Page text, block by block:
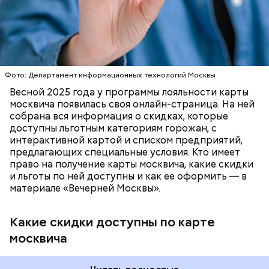
Фото: Департамент информационных технологий Москвы
Весной 2025 года у программы лояльности карты
москвича появилась своя онлайн-страница. На ней
собрана вся информация о скидках, которые
доступны льготным категориям горожан, с
интерактивной картой и списком предприятий,
предлагающих специальные условия. Кто имеет
право на получение карты москвича, какие скидки
и льготы по ней доступны и как ее оформить — в
материале «Вечерней Москвы».
Какие скидки доступны по карте
москвича
категориях:
ПОРТАЛ MOS.RU МОСКВА ЛЬГОТЫ
— На сегодняшний день уже готово более 50
В настоящее время велоинфраструктура «Зеленого
кольца» реализована в пяти округах города,
подчеркнули в ЦОДД:
Подвал Мастера
самой популярной — это подвал дома № 9, что в
Мансуровском переулке. Здесь жили друзья
Булгакова — братья Топлениновы. Писатель часто
приходил к ним в гости и работал над «Мастером и
Маргаритой».